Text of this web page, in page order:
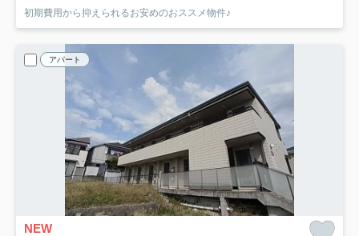
初期費用から抑えられるお安めのおススメ物件♪
アパート
NEW